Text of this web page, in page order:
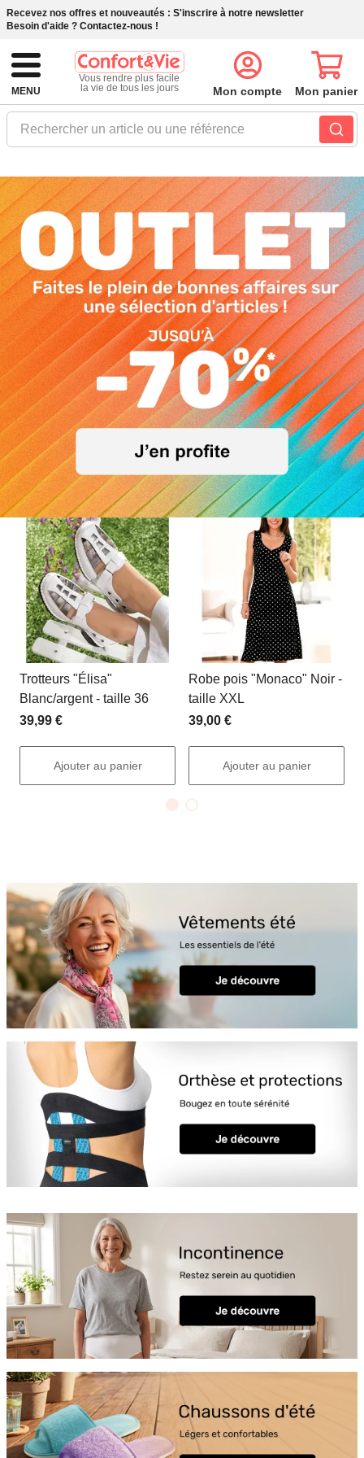
Recevez nos offres et nouveautés : S'inscrire à notre newsletter
Besoin d'aide ? Contactez-nous !
MENU
Vous rendre plus facile
la vie de tous les jours
Rechercher un article ou une référence
Mon compte Mon panier
[CV]-
BE-
Default
Home
>
Bannière
Principale
Trotteurs "Élisa"
Blanc/argent - taille 36
39,99 €
Ajouter au panier
Robe pois "Monaco" Noir -
taille XXL
39,00 €
Ajouter au panier